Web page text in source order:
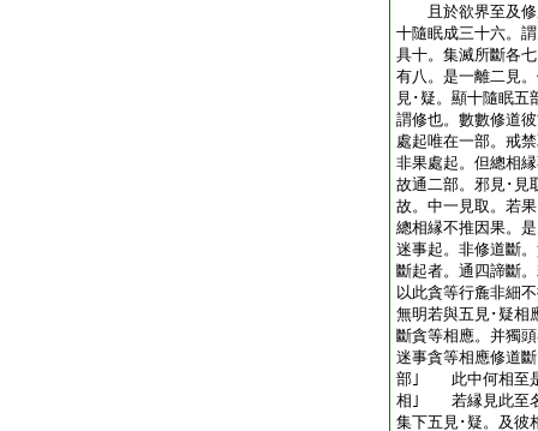
且於欲界至及修
十隨眠成三十六。
具十。集滅所斷各
有八。是一離二見
見･疑。顯十隨眠
謂修也。數數修道
處起唯在一部。戒
非果處起。但總相
故通二部。邪見･見
故。中一見取。若
總相縁不推因果。
迷事起。非修道斷
斷起者。通四諦斷
以此貪等行麁非細
無明若與五見･疑相
斷貪等相應。并獨
迷事貪等相應修道
部｣ 此中何相至是
相｣ 若縁見此至名
集下五見･疑。及彼